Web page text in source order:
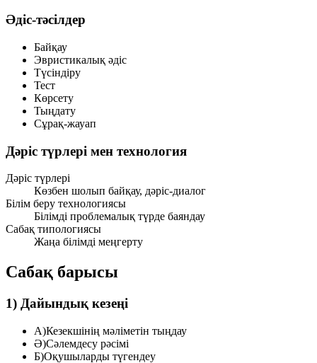
Әдіс-тәсілдер
Байқау
Эвристикалық әдіс
Түсіндіру
Тест
Көрсету
Тыңдату
Сұрақ-жауап
Дәріс түрлері мен технология
Дәріс түрлері
Көзбен шолып байқау, дәріс-диалог
Білім беру технологиясы
Білімді проблемалық түрде баяндау
Сабақ типологиясы
Жаңа білімді меңгерту
Сабақ барысы
1) Дайындық кезеңі
А)Кезекшінің мәліметін тыңдау
Ә)Сәлемдесу рәсімі
Б)Оқушыларды түгендеу